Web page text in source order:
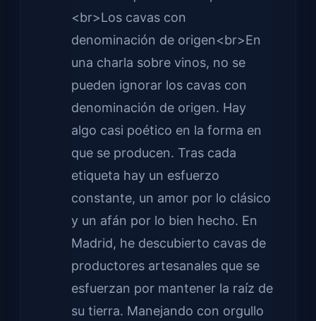
<br>Los cavas con
denominación de origen<br>En
una charla sobre vinos, no se
pueden ignorar los cavas con
denominación de origen. Hay
algo casi poético en la forma en
que se producen. Tras cada
etiqueta hay un esfuerzo
constante, un amor por lo clásico
y un afán por lo bien hecho. En
Madrid, he descubierto cavas de
productores artesanales que se
esfuerzan por mantener la raíz de
su tierra. Manejando con orgullo